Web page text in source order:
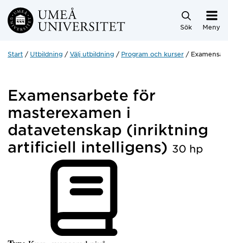
Hoppa direkt till innehållet
Sök Meny
Start Utbildning Välj utbildning Program och kurser
Examensarbete för
masterexamen i
datavetenskap (inriktning
artificiell intelligens) 30 hp